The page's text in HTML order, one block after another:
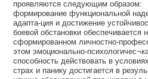
проявляются следующим образом:
формирование функциональной
адапта-ция и достижение
боевой обстановки обеспечивается
сформированном личностно-
этом эмоционально-
способность действовать в
страх и панику достигается в